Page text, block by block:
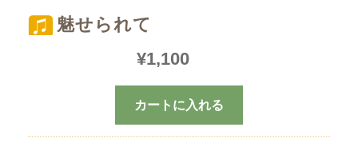
魅せられて
¥1,100
カートに入れる